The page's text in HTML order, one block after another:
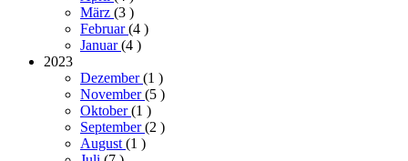
März (3 )
Februar(4 )
Januar(4 )
2023
Dezember(1 )
November(5 )
Oktober(1 )
September(2 )
August (1 )